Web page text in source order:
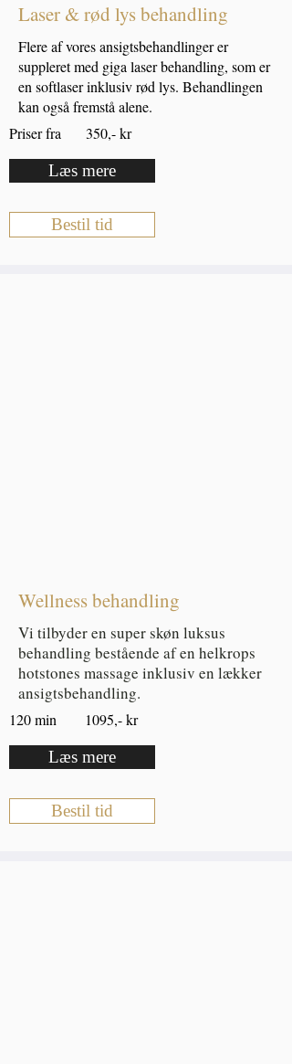
Laser & rød lys behandling
Flere af vores ansigtsbehandlinger er
suppleret med giga laser behandling, som er
en softlaser inklusiv rød lys. Behandlingen
kan også fremstå alene.
Priser fra 350,- kr
Læs mere
Bestil tid
Wellness behandling
Vi tilbyder en super skøn luksus
behandling bestående af en helkrops
hotstones massage inklusiv en lækker
ansigtsbehandling.
120 min 1095,- kr
Læs mere
Bestil tid